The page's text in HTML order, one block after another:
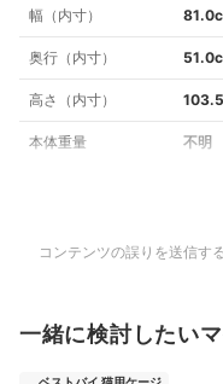
幅（内寸）
奥行（内寸）
高さ（内寸）
本体重量 不明
コンテンツの誤りを送信す
一緒に検討したい